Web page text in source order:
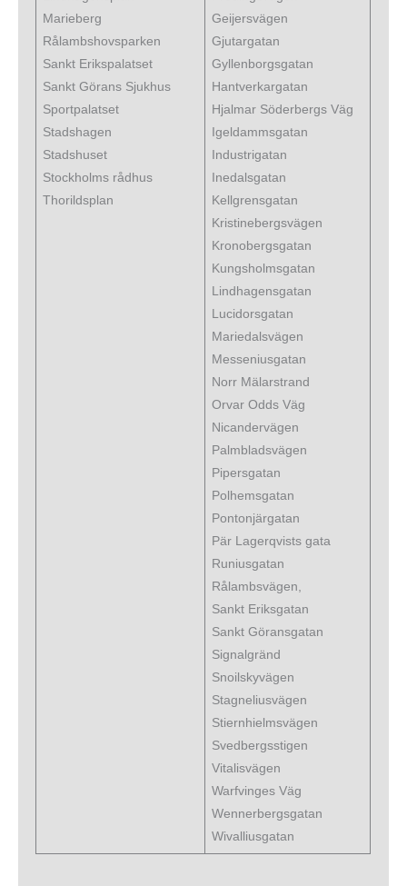
Marieberg
Rålambshovsparken
Sankt Erikspalatset
Sankt Görans Sjukhus
Sportpalatset
Stadshagen
Stadshuset
Stockholms rådhus
Thorildsplan
Geijersvägen
Gjutargatan
Gyllenborgsgatan
Hantverkargatan
Hjalmar Söderbergs Väg
Igeldammsgatan
Industrigatan
Inedalsgatan
Kellgrensgatan
Kristinebergsvägen
Kronobergsgatan
Kungsholmsgatan
Lindhagensgatan
Lucidorsgatan
Mariedalsvägen
Messeniusgatan
Norr Mälarstrand
Orvar Odds Väg
Nicandervägen
Palmbladsvägen
Pipersgatan
Polhemsgatan
Pontonjärgatan
Pär Lagerqvists gata
Runiusgatan
Rålambsvägen,
Sankt Eriksgatan
Sankt Göransgatan
Signalgränd
Snoilskyvägen
Stagneliusvägen
Stiernhielmsvägen
Svedbergsstigen
Vitalisvägen
Warfvinges Väg
Wennerbergsgatan
Wivalliusgatan